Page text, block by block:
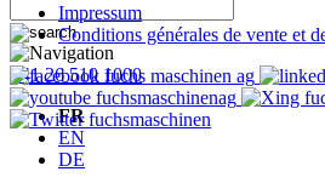
+41 26 510 1000
FR
EN
DE
Impressum
Conditions générales de vente et